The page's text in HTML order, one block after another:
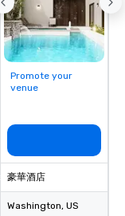
Promote your
venue
豪華酒店
Washington, US